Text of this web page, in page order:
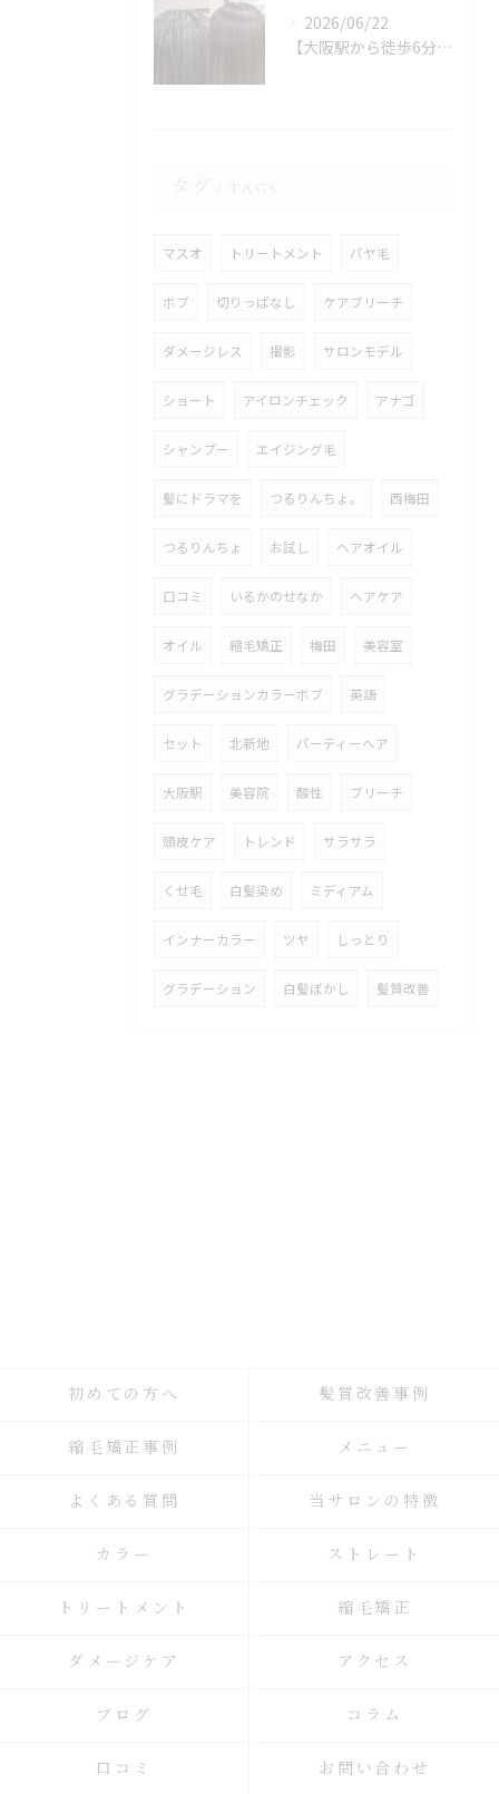
2026/06/22
【大阪駅から徒歩6分】縮毛矯正専門店の美容院で叶える梅雨のうねり対策
マスオ トリートメント パヤ毛
ボブ 切りっぱなし ケアブリーチ
ダメージレス 撮影 サロンモデル
ショート アイロンチェック アナゴ
シャンプー エイジング毛
髪にドラマを つるりんちょ。 西梅田
つるりんちょ お試し ヘアオイル
口コミ いるかのせなか ヘアケア
オイル 縮毛矯正 梅田 美容室
グラデーションカラーボブ 英語
セット 北新地 パーティーヘア
大阪駅 美容院 酸性 ブリーチ
頭皮ケア トレンド サラサラ
くせ毛 白髪染め ミディアム
インナーカラー ツヤ しっとり
グラデーション 白髪ぼかし 髪質改善
初めての方へ 髪質改善事例
縮毛矯正事例 メニュー
よくある質問 当サロンの特徴
カラー ストレート
トリートメント 縮毛矯正
ダメージケア アクセス
ブログ コラム
口コミ お問い合わせ